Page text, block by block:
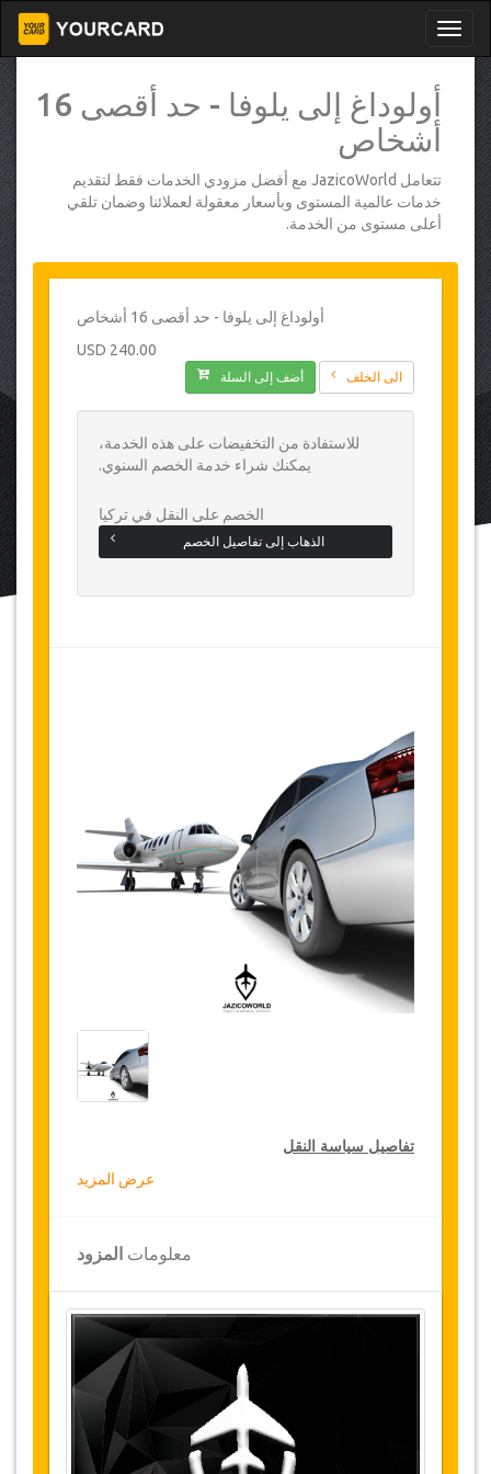
أولوداغ إلى يلوفا - حد أقصى 16
أشخاص
تتعامل JazicoWorld مع أفضل مزودي الخدمات فقط لتقديم
خدمات عالمية المستوى وبأسعار معقولة لعملائنا وضمان تلقي
أعلى مستوى من الخدمة.
أولوداغ إلى يلوفا - حد أقصى 16 أشخاص
240.00 USD
الى الخلف أضف إلى السلة
للاستفادة من التخفيضات على هذه الخدمة،
يمكنك شراء خدمة الخصم السنوي.
الخصم على النقل في تركيا
الذهاب إلى تفاصيل الخصم
تفاصيل سياسة النقل
على النقل في جميع أنحاء تركيا ولمدة 12 شهرا،
للحصول على الخصم الخاص بك على النقل، انقر على
زر "الذهاب إلى تفاصيل الخصم" الموجود أعلاه.
التغييرات على الحجوزات قد تكون ممكنة إذا تم
الإشعار في الوقت المناسب. يرجى الاتصال بنا
للحصول على مزيد من المعلومات.
عرض المزيد
معلومات المزود